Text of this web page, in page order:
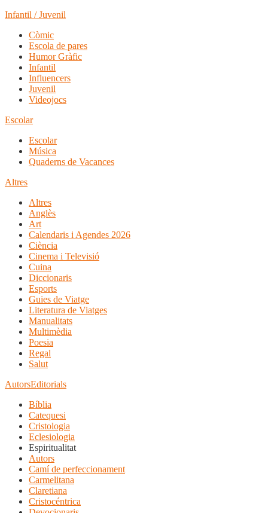
Infantil / Juvenil
Còmic
Escola de pares
Humor Gràfic
Infantil
Influencers
Juvenil
Videojocs
Escolar
Escolar
Música
Quaderns de Vacances
Altres
Altres
Anglès
Art
Calendaris i Agendes 2026
Ciència
Cinema i Televisió
Cuina
Diccionaris
Esports
Guies de Viatge
Literatura de Viatges
Manualitats
Multimèdia
Poesia
Regal
Salut
AutorsEditorials
Bíblia
Catequesi
Cristologia
Eclesiologia
Espiritualitat
Autors
Camí de perfeccionament
Carmelitana
Claretiana
Cristocéntrica